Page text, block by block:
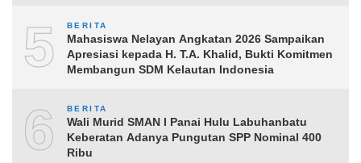
5 BERITA
Mahasiswa Nelayan Angkatan 2026 Sampaikan
Apresiasi kepada H. T.A. Khalid, Bukti Komitmen
Membangun SDM Kelautan Indonesia
6 BERITA
Wali Murid SMAN I Panai Hulu Labuhanbatu
Keberatan Adanya Pungutan SPP Nominal 400
Ribu